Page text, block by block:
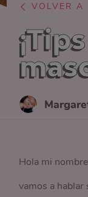
VOLVER A
Hola mi
vamos a hablar